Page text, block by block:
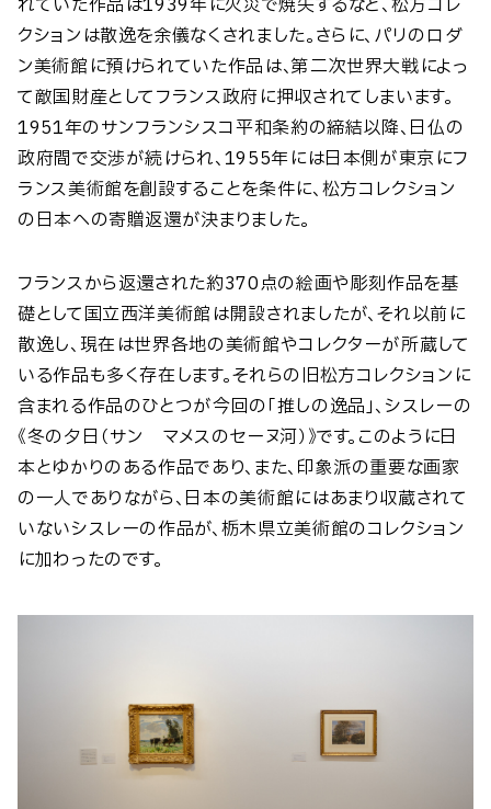
れていた作品は1939年に火災で焼失するなど、松方コレ
クションは散逸を余儀なくされました。さらに、パリのロダ
ン美術館に預けられていた作品は、第二次世界大戦によっ
て敵国財産としてフランス政府に押収されてしまいます。
1951年のサンフランシスコ平和条約の締結以降、日仏の
政府間で交渉が続けられ、1955年には日本側が東京にフ
ランス美術館を創設することを条件に、松方コレクション
の日本への寄贈返還が決まりました。
フランスから返還された約370点の絵画や彫刻作品を基
礎として国立西洋美術館は開設されましたが、それ以前に
散逸し、現在は世界各地の美術館やコレクターが所蔵して
いる作品も多く存在します。それらの旧松方コレクションに
含まれる作品のひとつが今回の「推しの逸品」、シスレーの
《冬の夕日（サン゠マメスのセーヌ河）》です。このように日
本とゆかりのある作品であり、また、印象派の重要な画家
の一人でありながら、日本の美術館にはあまり収蔵されて
いないシスレーの作品が、栃木県立美術館のコレクション
に加わったのです。